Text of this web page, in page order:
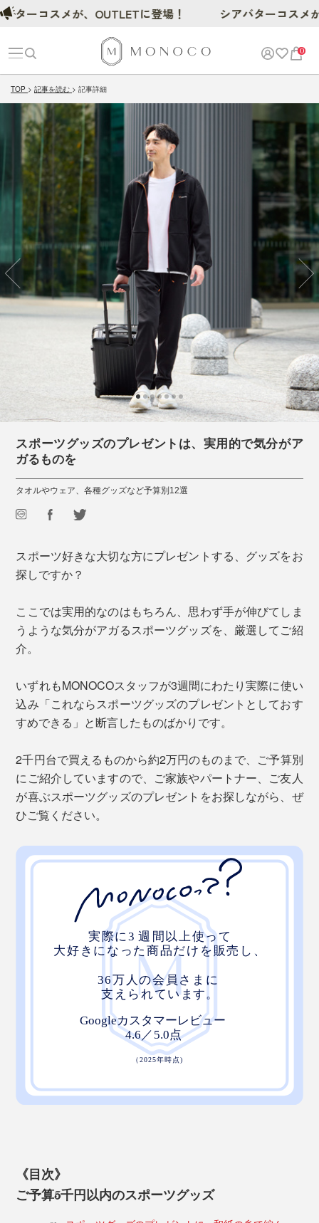
0
TOP 記事を読む 記事詳細
スポーツグッズのプレゼントは、実用的で気分がア
ガるものを
タオルやウェア、各種グッズなど予算別12選
スポーツ好きな大切な方にプレゼントする、グッズをお
探しですか？
ここでは実用的なのはもちろん、思わず手が伸びてしま
うような気分がアガるスポーツグッズを、厳選してご紹
介。
いずれもMONOCOスタッフが3週間にわたり実際に使い
込み「これならスポーツグッズのプレゼントとしておす
すめできる」と断言したものばかりです。
2千円台で買えるものから約2万円のものまで、ご予算別
にご紹介していますので、ご家族やパートナー、ご友人
が喜ぶスポーツグッズのプレゼントをお探しながら、ぜ
ひご覧ください。
《目次》
ご予算5千円以内のスポーツグッズ
スメが、OUTLETに登場！ シアバターコスメが、